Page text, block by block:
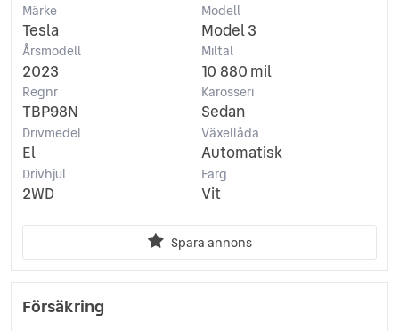
Märke
Tesla
Modell
Model 3
Årsmodell
2023
Miltal
10 880 mil
Regnr
TBP98N
Karosseri
Sedan
Drivmedel
El
Växellåda
Automatisk
Drivhjul
2WD
Färg
Vit
Spara annons
Försäkring